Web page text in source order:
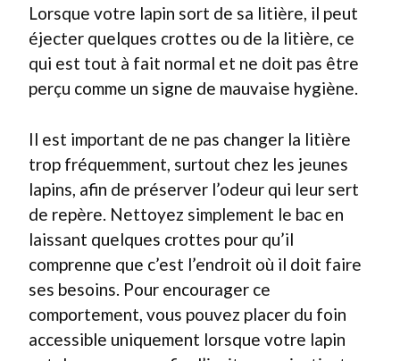
Lorsque votre lapin sort de sa litière, il peut
éjecter quelques crottes ou de la litière, ce
qui est tout à fait normal et ne doit pas être
perçu comme un signe de mauvaise hygiène.
Il est important de ne pas changer la litière
trop fréquemment, surtout chez les jeunes
lapins, afin de préserver l’odeur qui leur sert
de repère. Nettoyez simplement le bac en
laissant quelques crottes pour qu’il
comprenne que c’est l’endroit où il doit faire
ses besoins. Pour encourager ce
comportement, vous pouvez placer du foin
accessible uniquement lorsque votre lapin